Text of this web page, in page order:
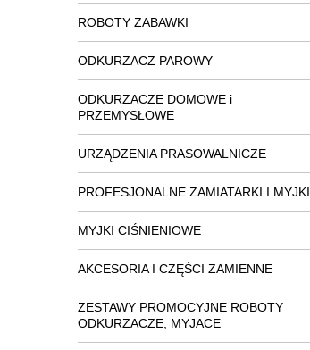
ROBOTY ZABAWKI
ODKURZACZ PAROWY
ODKURZACZE DOMOWE i
PRZEMYSŁOWE
URZĄDZENIA PRASOWALNICZE
PROFESJONALNE ZAMIATARKI I MYJKI
MYJKI CIŚNIENIOWE
AKCESORIA I CZĘŚCI ZAMIENNE
ZESTAWY PROMOCYJNE ROBOTY
ODKURZACZE, MYJACE